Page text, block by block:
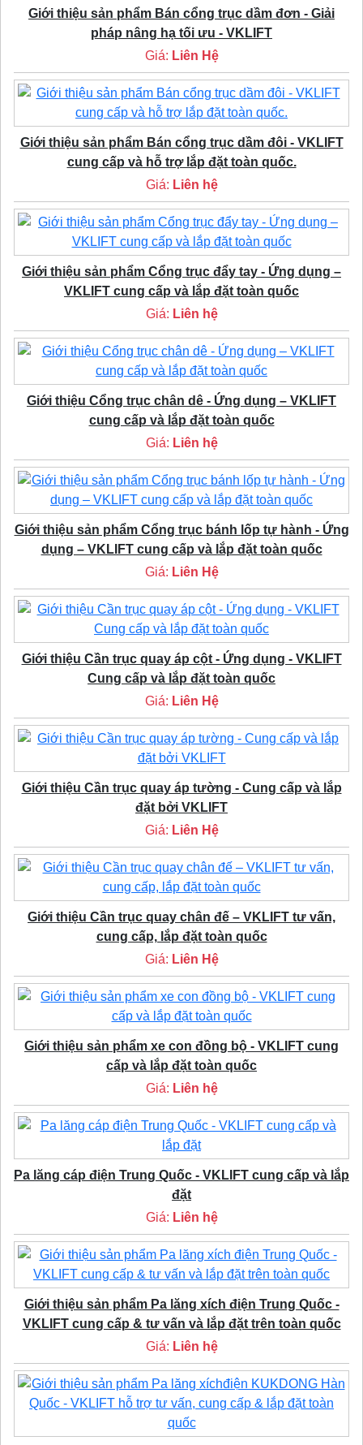
Giới thiệu sản phẩm Bán cổng trục dầm đơn - Giải
pháp nâng hạ tối ưu - VKLIFT
Giá: Liên Hệ
Giới thiệu sản phẩm Bán cổng trục dầm đôi - VKLIFT
cung cấp và hỗ trợ lắp đặt toàn quốc.
Giá: Liên hệ
Giới thiệu sản phẩm Cổng trục đẩy tay - Ứng dụng –
VKLIFT cung cấp và lắp đặt toàn quốc
Giá: Liên hệ
Giới thiệu Cổng trục chân dê - Ứng dụng – VKLIFT
cung cấp và lắp đặt toàn quốc
Giá: Liên hệ
Giới thiệu sản phẩm Cổng trục bánh lốp tự hành - Ứng
dụng – VKLIFT cung cấp và lắp đặt toàn quốc
Giá: Liên Hệ
Giới thiệu Cần trục quay áp cột - Ứng dụng - VKLIFT
Cung cấp và lắp đặt toàn quốc
Giá: Liên Hệ
Giới thiệu Cần trục quay áp tường - Cung cấp và lắp
đặt bởi VKLIFT
Giá: Liên Hệ
Giới thiệu Cần trục quay chân đế – VKLIFT tư vấn,
cung cấp, lắp đặt toàn quốc
Giá: Liên Hệ
Giới thiệu sản phẩm xe con đồng bộ - VKLIFT cung
cấp và lắp đặt toàn quốc
Giá: Liên hệ
Pa lăng cáp điện Trung Quốc - VKLIFT cung cấp và lắp
đặt
Giá: Liên hệ
Giới thiệu sản phẩm Pa lăng xích điện Trung Quốc -
VKLIFT cung cấp & tư vấn và lắp đặt trên toàn quốc
Giá: Liên hệ